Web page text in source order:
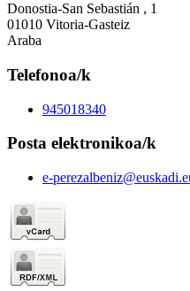
Donostia-San Sebastián , 1
01010 Vitoria-Gasteiz
Araba
Telefonoa/k
945018340
Posta elektronikoa/k
e-